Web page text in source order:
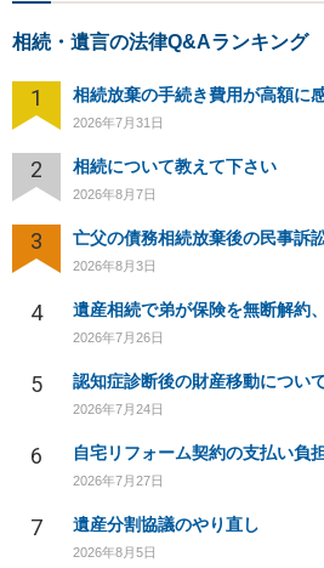
相続・遺言の法律Q&Aランキング
1 相続放棄の手続き費用が高額に
2026年7月31日
2 相続について教えて下さい
2026年8月7日
3
2026年8月3日
4 遺産相続で弟が保険を無断解約
2026年7月26日
5 認知症診断後の財産移動につい
2026年7月24日
6 自宅リフォーム契約の支払い負
2026年7月27日
7 遺産分割協議のやり直し
2026年8月5日